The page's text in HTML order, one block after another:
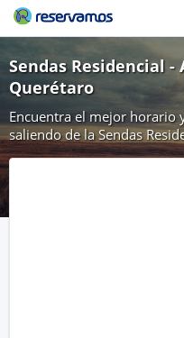
Sendas Residencial -
Querétaro
Encuentra el mejor horario
saliendo de la Sendas